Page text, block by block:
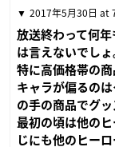
2017年5月30日 at
放送終わって何
は言えないでしょ
特に高価格帯の商
キャラが偏るの
の手の商品でグ
最初の頃は他の
じにも他のヒーロ